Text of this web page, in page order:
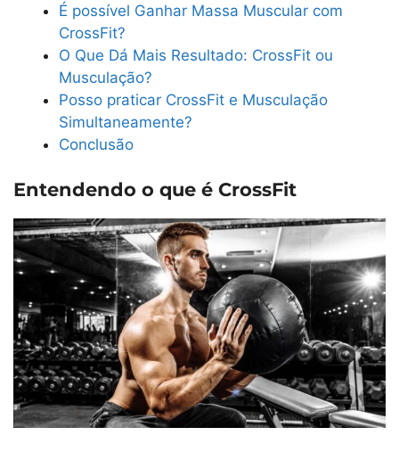
É possível Ganhar Massa Muscular com
CrossFit?
O Que Dá Mais Resultado: CrossFit ou
Musculação?
Posso praticar CrossFit e Musculação
Simultaneamente?
Conclusão
Entendendo o que é CrossFit